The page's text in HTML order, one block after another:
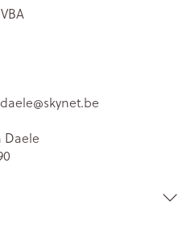
skynet.be
Daele